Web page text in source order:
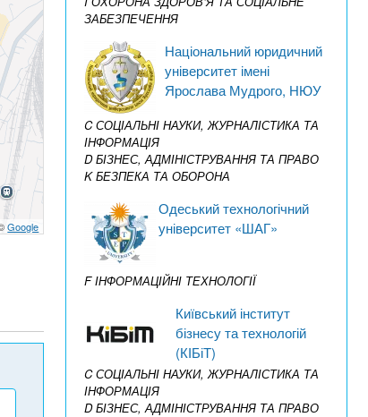
Google
ЗАБЕЗПЕЧЕННЯ
Національний юридичний
університет імені
Ярослава Мудрого, НЮУ
C СОЦІАЛЬНІ НАУКИ, ЖУРНАЛІСТИКА ТА
ІНФОРМАЦІЯ
D БІЗНЕС, АДМІНІСТРУВАННЯ ТА ПРАВО
K БЕЗПЕКА ТА ОБОРОНА
Одеський технологічний
університет «ШАГ»
F ІНФОРМАЦІЙНІ ТЕХНОЛОГІЇ
Київський інститут
бізнесу та технологій
(КІБіТ)
C СОЦІАЛЬНІ НАУКИ, ЖУРНАЛІСТИКА ТА
ІНФОРМАЦІЯ
D БІЗНЕС, АДМІНІСТРУВАННЯ ТА ПРАВО